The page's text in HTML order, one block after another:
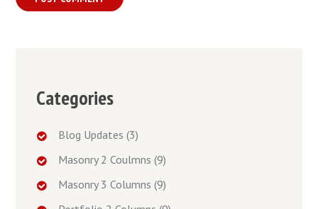
Categories
Blog Updates (3)
Masonry 2 Coulmns (9)
Masonry 3 Columns (9)